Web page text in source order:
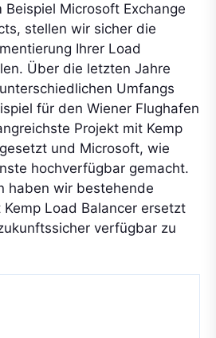
Microsoft Exchange
stellen wir sicher die
Ihrer Load
Über die letzten Jahre
Umfangs
für den Wiener Flughafen
Projekt mit Kemp
und Microsoft, wie
hochverfügbar gemacht.
haben wir bestehende
Load Balancer ersetzt
verfügbar zu